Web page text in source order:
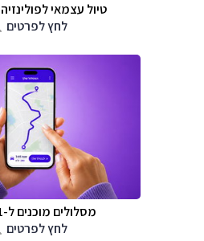
טיול עצמאי
לחץ לפרטים
מסלולים מוכנים ל-11 יעדים
לחץ לפרטים